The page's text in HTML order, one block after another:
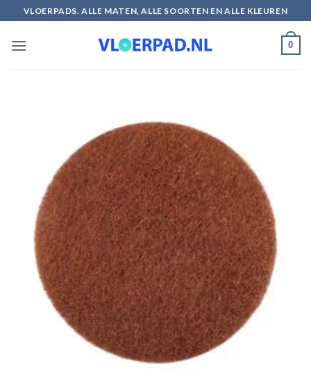
naar
inhoud
VLOERPADS. ALLE MATEN, ALLE SOORTEN EN ALLE KLEUREN
0